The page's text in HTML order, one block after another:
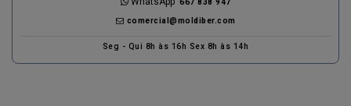
667 838 947
comercial@moldiber.com
Seg - Qui 8h às 16h Sex 8h às 14h